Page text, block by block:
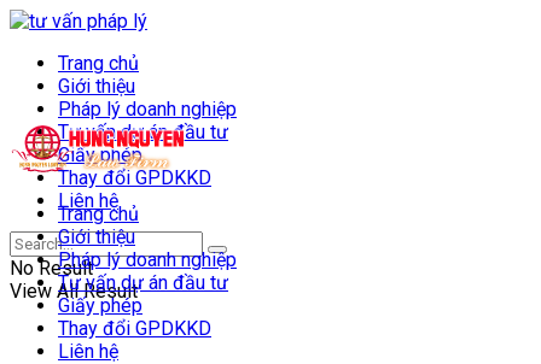
Trang chủ
Giới thiệu
Pháp lý doanh nghiệp
Tư vấn dự án đầu tư
Giấy phép
Thay đổi GPDKKD
Liên hệ
No Result
View All Result
Trang chủ
Giới thiệu
Pháp lý doanh nghiệp
Tư vấn dự án đầu tư
Giấy phép
Thay đổi GPDKKD
Liên hệ